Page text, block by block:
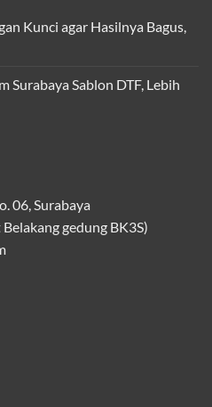
Kunci agar Hasilnya Bagus,
Surabaya Sablon DTF, Lebih
06, Surabaya
gedung BK3S)